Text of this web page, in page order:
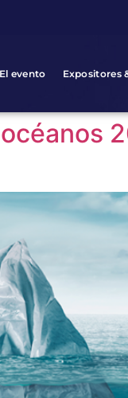
El evento Expositores